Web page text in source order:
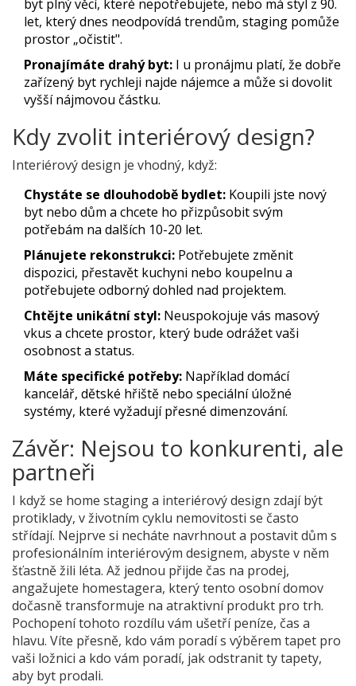
byt plný věcí, které nepotřebujete, nebo má styl z 90.
let, který dnes neodpovídá trendům, staging pomůže
prostor „očistit".
Pronajímáte drahý byt: I u pronájmu platí, že dobře
zařízený byt rychleji najde nájemce a může si dovolit
vyšší nájmovou částku.
Kdy zvolit interiérový design?
Interiérový design je vhodný, když:
Chystáte se dlouhodobě bydlet: Koupili jste nový
byt nebo dům a chcete ho přizpůsobit svým
potřebám na dalších 10-20 let.
Plánujete rekonstrukci: Potřebujete změnit
dispozici, přestavět kuchyni nebo koupelnu a
potřebujete odborný dohled nad projektem.
Chtějte unikátní styl: Neuspokojuje vás masový
vkus a chcete prostor, který bude odrážet vaši
osobnost a status.
Máte specifické potřeby: Například domácí
kancelář, dětské hřiště nebo speciální úložné
systémy, které vyžadují přesné dimenzování.
Závěr: Nejsou to konkurenti, ale
partneři
I když se home staging a interiérový design zdají být
protiklady, v životním cyklu nemovitosti se často
střídají. Nejprve si necháte navrhnout a postavit dům s
profesionálním interiérovým designem, abyste v něm
šťastně žili léta. Až jednou přijde čas na prodej,
angažujete homestagera, který tento osobní domov
dočasně transformuje na atraktivní produkt pro trh.
Pochopení tohoto rozdílu vám ušetří peníze, čas a
hlavu. Víte přesně, kdo vám poradí s výběrem tapet pro
vaši ložnici a kdo vám poradí, jak odstranit ty tapety,
aby byt prodali.